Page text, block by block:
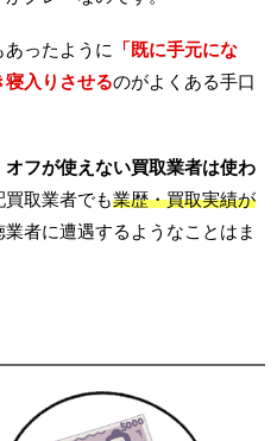
あったように
「既に手元にな
寝入りさせるのがよくある手口
オフが使えない買取業者は使わ
買取業者でも業歴・買取実績が
者に遭遇するようなことはま